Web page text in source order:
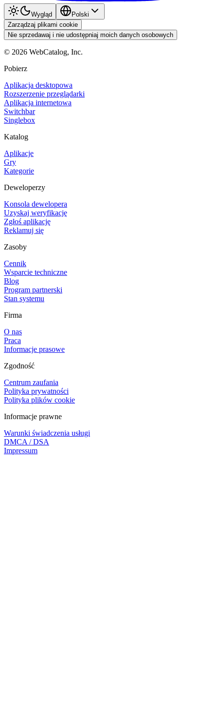
Wygląd
Polski
Zarządzaj plikami cookie
Nie sprzedawaj i nie udostępniaj moich danych osobowych
© 2026 WebCatalog, Inc.
Pobierz
Aplikacja desktopowa
Rozszerzenie przeglądarki
Aplikacja internetowa
Switchbar
Singlebox
Katalog
Aplikacje
Gry
Kategorie
Deweloperzy
Konsola dewelopera
Uzyskaj weryfikację
Zgłoś aplikację
Reklamuj się
Zasoby
Cennik
Wsparcie techniczne
Blog
Program partnerski
Stan systemu
Firma
O nas
Praca
Informacje prasowe
Zgodność
Centrum zaufania
Polityka prywatności
Polityka plików cookie
Informacje prawne
Warunki świadczenia usługi
DMCA / DSA
Impressum